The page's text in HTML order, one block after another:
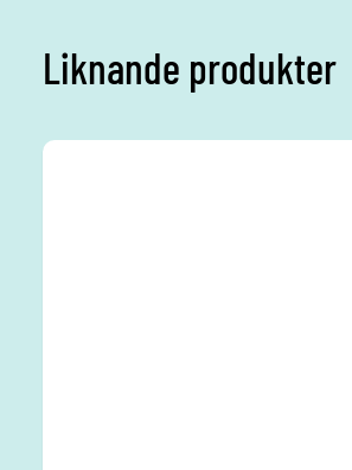
Liknande produkter